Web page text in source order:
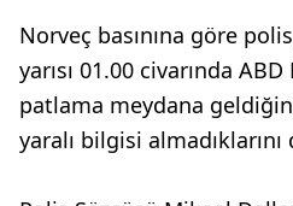
Norveç basınına göre
yarısı 01.00 civarında
patlama meydana
yaralı bilgisi